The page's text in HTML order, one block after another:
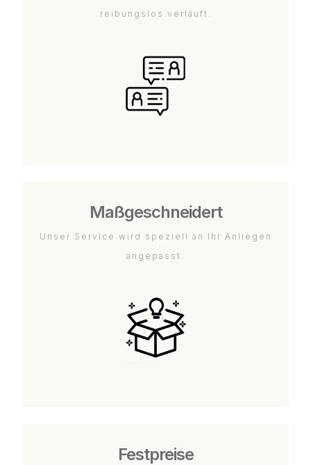
reibungslos verläuft.
Maßgeschneidert
Unser Service wird speziell an Ihr Anliegen
angepasst.
Festpreise